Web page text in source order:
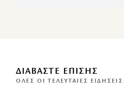
ΔΙΑΒΑΣΤΕ ΕΠΙΣΗΣ
ΌΛΕΣ ΟΙ ΤΕΛΕΥΤΑΊΕΣ